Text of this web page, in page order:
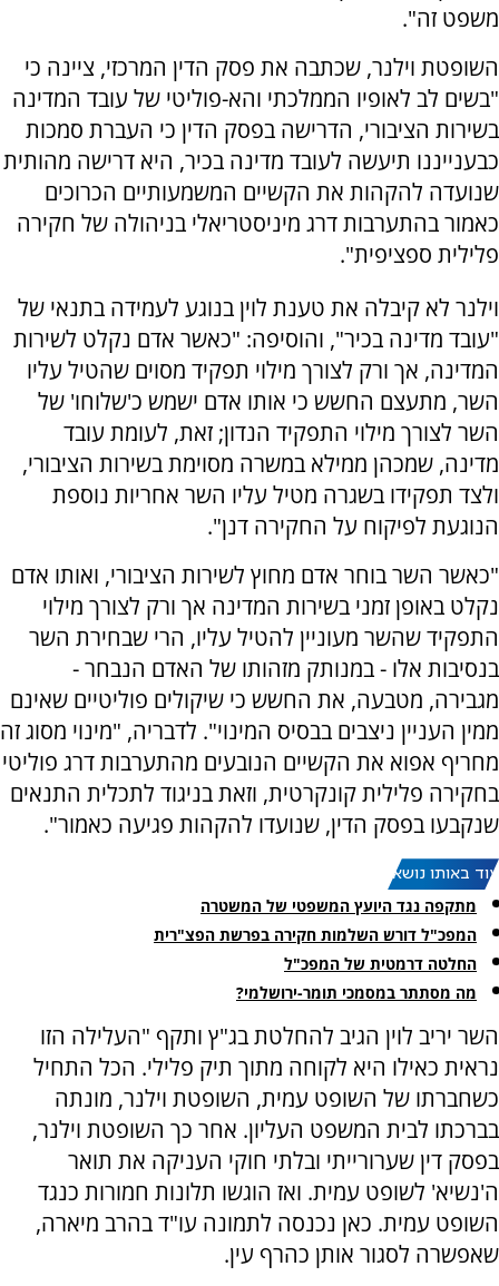
משפט זה".
השופטת וילנר, שכתבה את פסק הדין המרכזי, ציינה כי
"בשים לב לאופיו הממלכתי והא-פוליטי של עובד המדינה
בשירות הציבורי, הדרישה בפסק הדין כי העברת סמכות
כבענייננו תיעשה לעובד מדינה בכיר, היא דרישה מהותית
שנועדה להקהות את הקשיים המשמעותיים הכרוכים
כאמור בהתערבות דרג מיניסטריאלי בניהולה של חקירה
פלילית ספציפית".
וילנר לא קיבלה את טענת לוין בנוגע לעמידה בתנאי של
"עובד מדינה בכיר", והוסיפה: "כאשר אדם נקלט לשירות
המדינה, אך ורק לצורך מילוי תפקיד מסוים שהטיל עליו
השר, מתעצם החשש כי אותו אדם ישמש כ'שלוחו' של
השר לצורך מילוי התפקיד הנדון; זאת, לעומת עובד
מדינה, שמכהן ממילא במשרה מסוימת בשירות הציבורי,
ולצד תפקידו בשגרה מטיל עליו השר אחריות נוספת
הנוגעת לפיקוח על החקירה דנן".
"כאשר השר בוחר אדם מחוץ לשירות הציבורי, ואותו אדם
נקלט באופן זמני בשירות המדינה אך ורק לצורך מילוי
התפקיד שהשר מעוניין להטיל עליו, הרי שבחירת השר
בנסיבות אלו - במנותק מזהותו של האדם הנבחר -
מגבירה, מטבעה, את החשש כי שיקולים פוליטיים שאינם
ממין העניין ניצבים בבסיס המינוי". לדבריה, "מינוי מסוג זה
מחריף אפוא את הקשיים הנובעים מהתערבות דרג פוליטי
בחקירה פלילית קונקרטית, וזאת בניגוד לתכלית התנאים
שנקבעו בפסק הדין, שנועדו להקהות פגיעה כאמור".
עוד באותו נושא:
מתקפה נגד היועץ המשפטי של המשטרה
המפכ"ל דורש השלמות חקירה בפרשת הפצ"רית
החלטה דרמטית של המפכ"ל
מה מסתתר במסמכי תומר-ירושלמי?
השר יריב לוין הגיב להחלטת בג"ץ ותקף "העלילה הזו
נראית כאילו היא לקוחה מתוך תיק פלילי. הכל התחיל
כשחברתו של השופט עמית, השופטת וילנר, מונתה
בברכתו לבית המשפט העליון. אחר כך השופטת וילנר,
בפסק דין שערורייתי ובלתי חוקי העניקה את תואר
ה'נשיא' לשופט עמית. ואז הוגשו תלונות חמורות כנגד
השופט עמית. כאן נכנסה לתמונה עו"ד בהרב מיארה,
שאפשרה לסגור אותן כהרף עין.